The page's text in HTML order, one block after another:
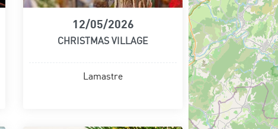
12/05/2026
CHRISTMAS VILLAGE
Lamastre